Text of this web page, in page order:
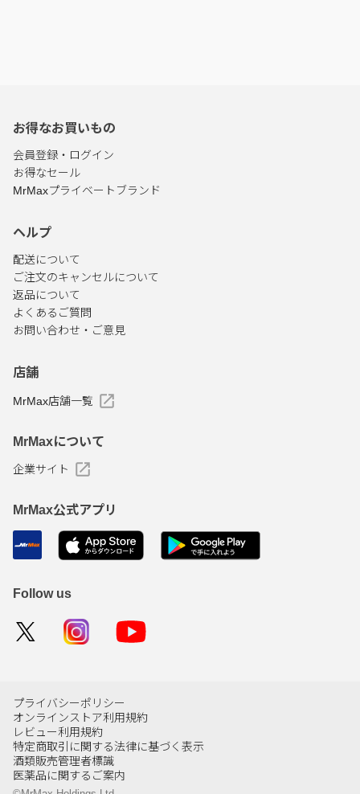
お得なお買いもの
会員登録・ログイン
お得なセール
MrMaxプライベートブランド
ヘルプ
配送について
ご注文のキャンセルについて
返品について
よくあるご質問
お問い合わせ・ご意見
店舗
MrMax店舗一覧
MrMaxについて
企業サイト
MrMax公式アプリ
Follow us
プライバシーポリシー
オンラインストア利用規約
レビュー利用規約
特定商取引に関する法律に基づく表示
酒類販売管理者標識
医薬品に関するご案内